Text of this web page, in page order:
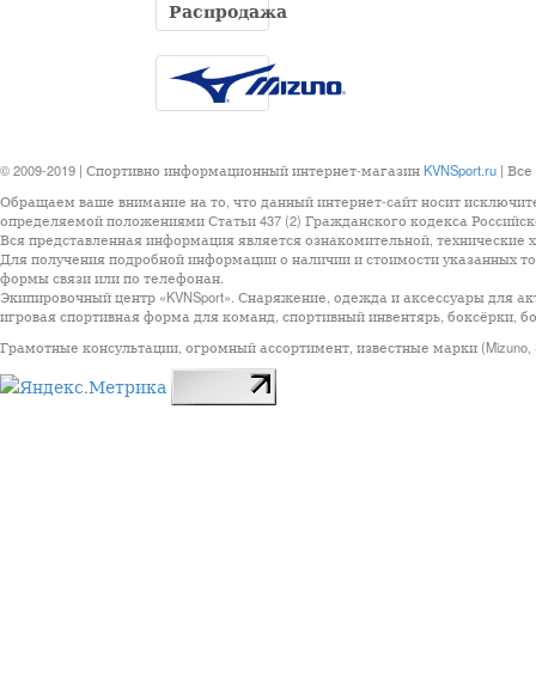
Распродажа
© 2009-2019 | Спортивно информационный интернет-магазин KVNSport.ru |
Обращаем ваше внимание на то, что данный интернет-сайт носит
определяемой положениями Статьи 437 (2) Гражданского кодекса
Вся представленная информация является ознакомительной, технические
Для получения подробной информации о наличии и стоимости указанных
формы связи или по телефонан.
Экипировочный центр «KVNSport». Снаряжение, одежда и аксессуары для
игровая спортивная форма для команд, спортивный инвентярь, боксёрки,
Грамотные консультации, огромный ассортимент, известные марки (Mizuno,